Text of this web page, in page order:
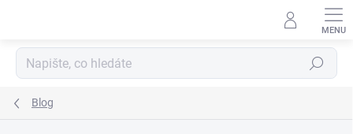
Hledat
Blog